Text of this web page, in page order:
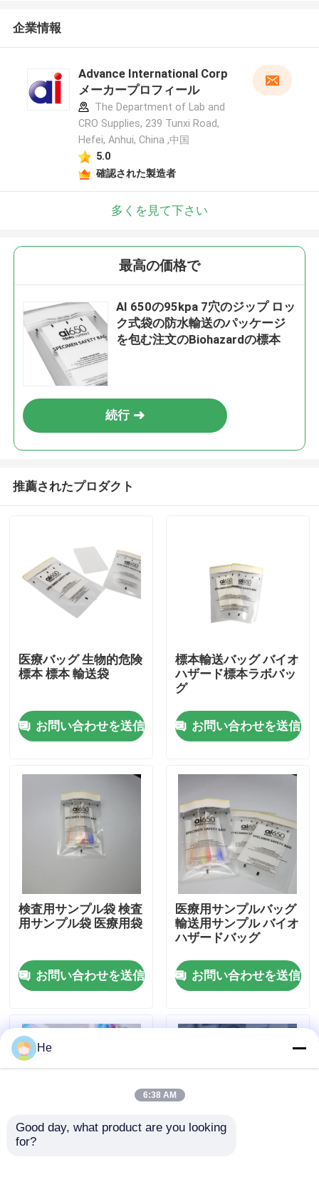
ビデオ
わたしたち に つい て
品質管理
ニュース
95Kpa袋
企業情報
Advance International Corp
メーカープロフィール
The Department of Lab and
CRO Supplies, 239 Tunxi Road,
Hefei, Anhui, China ,中国
5.0
確認された製造者
多くを見て下さい
最高の価格で
AI 650の95kpa 7穴のジップ ロッ
ク式袋の防水輸送のパッケージ
を包む注文のBiohazardの標本
続行
推薦されたプロダクト
医療バッグ 生物的危険
標本 標本 輸送袋
お問い合わせを送信
標本輸送バッグ バイオ
ハザード標本ラボバッ
グ
お問い合わせを送信
検査用サンプル袋 検査
用サンプル袋 医療用袋
お問い合わせを送信
医療用サンプルバッグ
輸送用サンプル バイオ
ハザードバッグ
お問い合わせを送信
He
6:38 AM
Good day, what product are you looking
for?